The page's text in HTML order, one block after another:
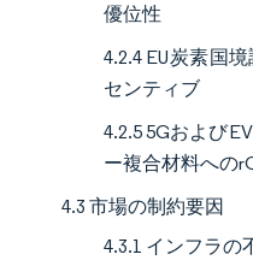
優位性
4.2.4 EU炭素国
センティブ
4.2.5 5Gおよび
ー複合材料への
4.3 市場の制約要因
4.3.1 インフラの